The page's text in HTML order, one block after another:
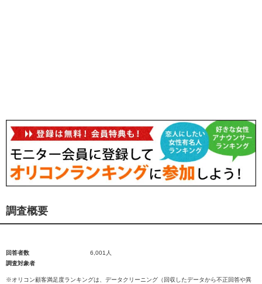
調査概要
回答者数
6,001人
調査対象者
※オリコン顧客満足度ランキングは、データクリーニング（回収したデータから不正回答や異